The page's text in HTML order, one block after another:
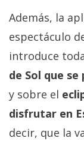
Además, la
espectáculo
introduce
de Sol que
y sobre el
disfrutar en
decir, que la